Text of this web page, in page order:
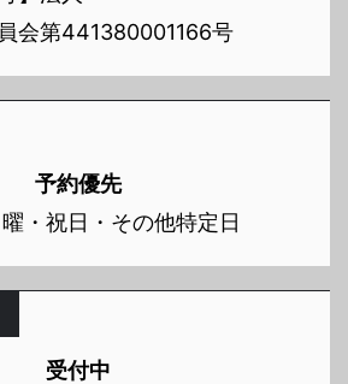
会第441380001166号
予約優先
・祝日・その他特定日
受付中